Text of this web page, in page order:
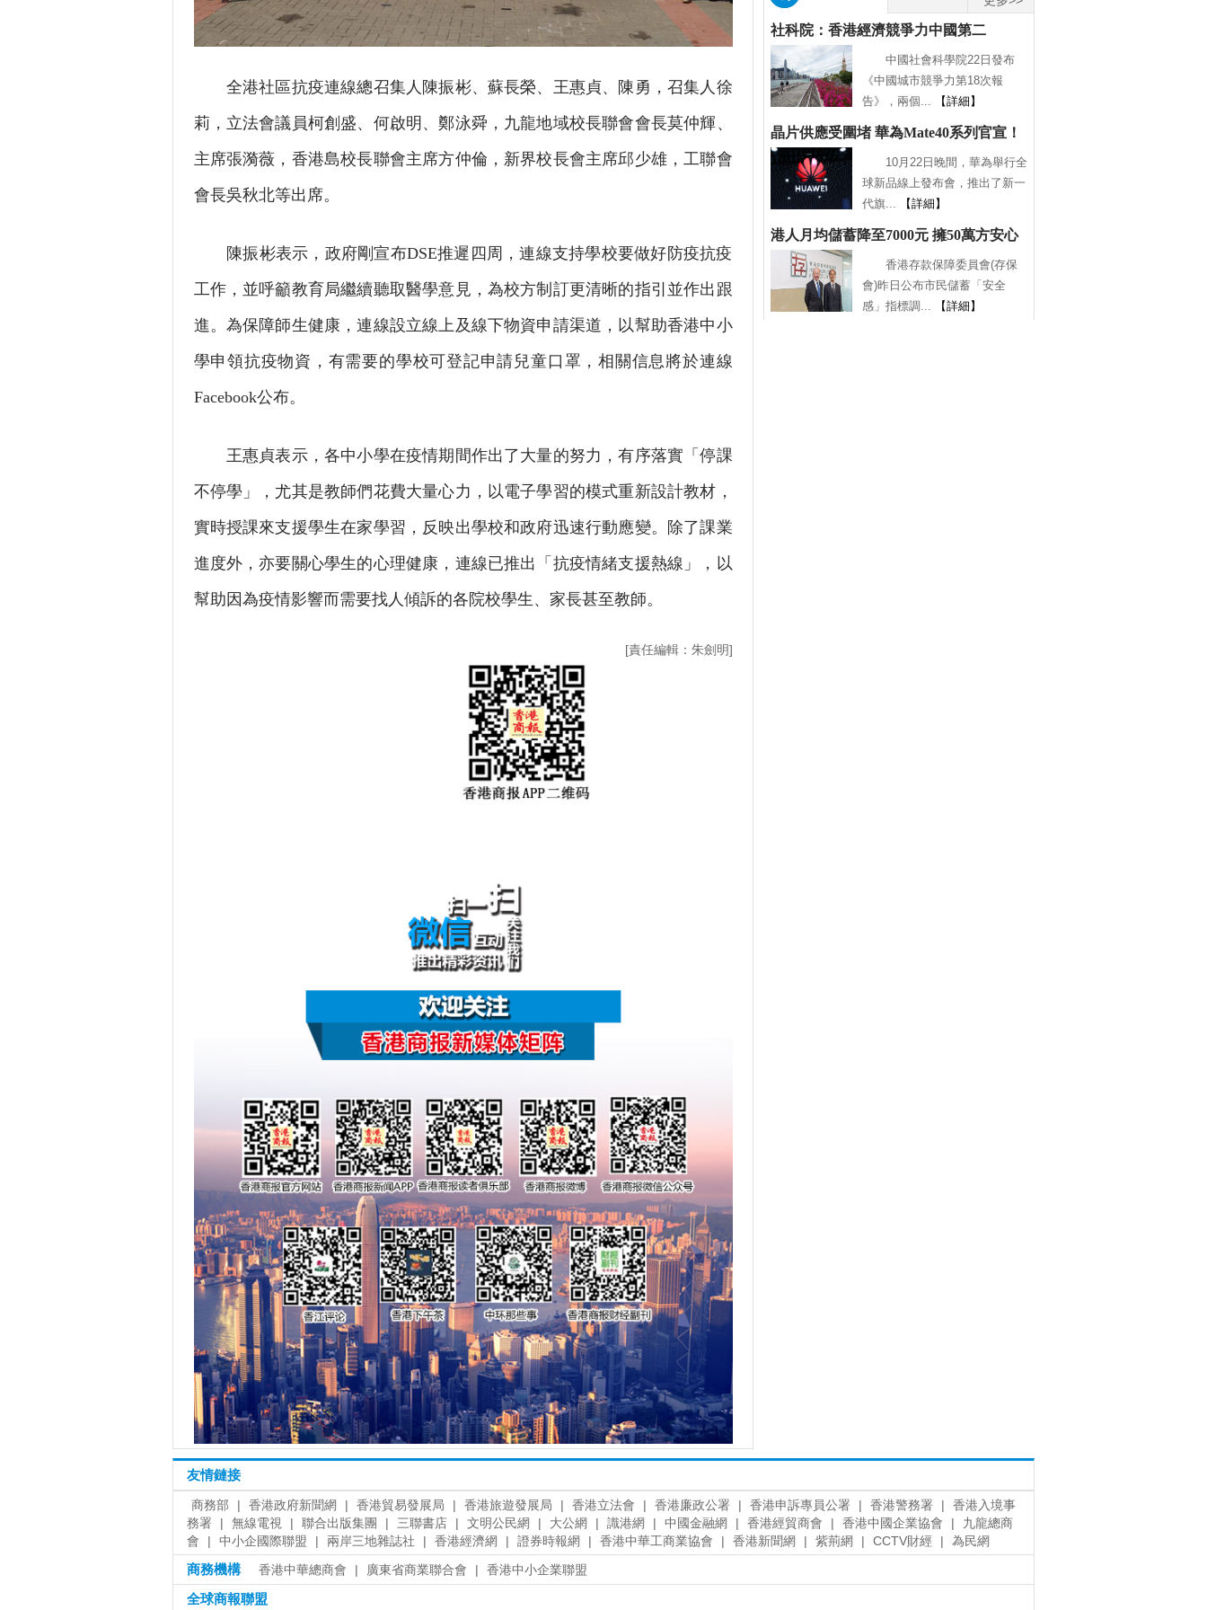
全港社區抗疫連線總召集人陳振彬、蘇長榮、王惠貞、陳勇，召集人徐
莉，立法會議員柯創盛、何啟明、鄭泳舜，九龍地域校長聯會會長莫仲輝、
主席張漪薇，香港島校長聯會主席方仲倫，新界校長會主席邱少雄，工聯會
會長吳秋北等出席。
陳振彬表示，政府剛宣布DSE推遲四周，連線支持學校要做好防疫抗疫
工作，並呼籲教育局繼續聽取醫學意見，為校方制訂更清晰的指引並作出跟
進。為保障師生健康，連線設立線上及線下物資申請渠道，以幫助香港中小
學申領抗疫物資，有需要的學校可登記申請兒童口罩，相關信息將於連線
Facebook公布。
王惠貞表示，各中小學在疫情期間作出了大量的努力，有序落實「停課
不停學」，尤其是教師們花費大量心力，以電子學習的模式重新設計教材，
實時授課來支援學生在家學習，反映出學校和政府迅速行動應變。除了課業
進度外，亦要關心學生的心理健康，連線已推出「抗疫情緒支援熱線」，以
幫助因為疫情影響而需要找人傾訴的各院校學生、家長甚至教師。
[責任編輯：朱劍明]